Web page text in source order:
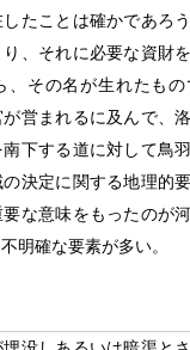
たことは確かであろ
、それに必要な資財
、その名が生れたも
営まれるに及んで、
下する道に対して鳥
決定に関する地理的
な意味をもったのが
明確な要素が多い。